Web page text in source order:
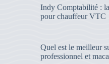
Indy Comptabilité :
pour chauffeur VTC
Quel est le meilleur
professionnel et